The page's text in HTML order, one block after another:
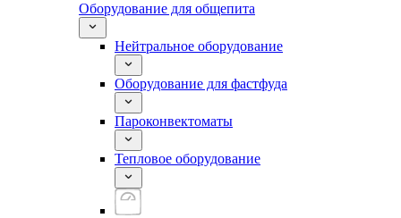
Оборудование для общепита
Нейтральное оборудование
Оборудование для фастфуда
Пароконвектоматы
Тепловое оборудование